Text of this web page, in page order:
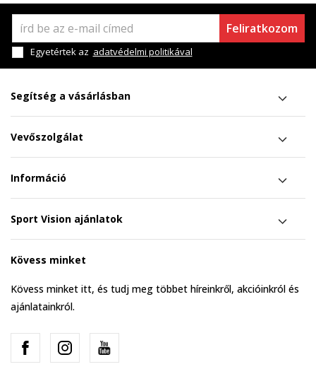
Feliratkozom
Egyetértek az adatvédelmi politikával
Segítség a vásárlásban
Vevőszolgálat
Információ
Sport Vision ajánlatok
Kövess minket
Kövess minket itt, és tudj meg többet híreinkről, akcióinkról és
ajánlatainkról.